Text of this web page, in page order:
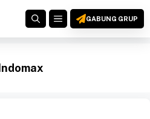
MENUGABUNG GRUP